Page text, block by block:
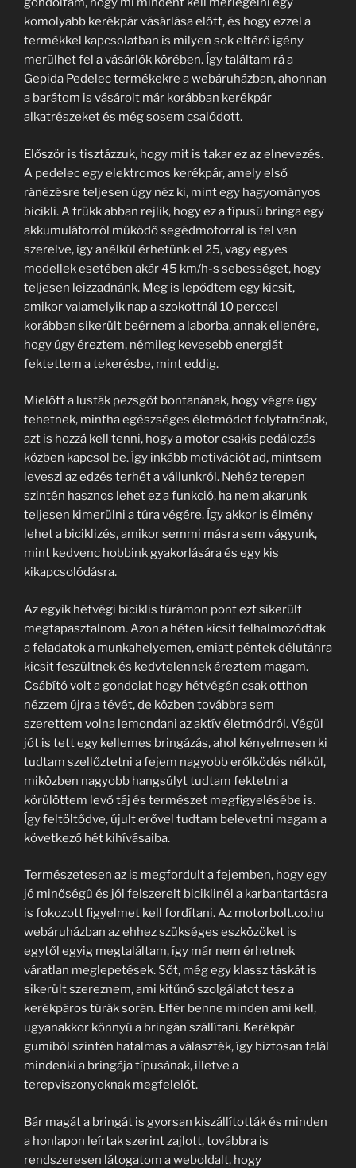
komolyabb kerékpár vásárlása előtt, és hogy ezzel a
termékkel kapcsolatban is milyen sok eltérő igény
merülhet fel a vásárlók körében. Így találtam rá a
Gepida Pedelec termékekre a webáruházban, ahonnan
a barátom is vásárolt már korábban kerékpár
alkatrészeket és még sosem csalódott.
Először is tisztázzuk, hogy mit is takar ez az elnevezés.
A pedelec egy elektromos kerékpár, amely első
ránézésre teljesen úgy néz ki, mint egy hagyományos
bicikli. A trükk abban rejlik, hogy ez a típusú bringa egy
akkumulátorról működő segédmotorral is fel van
szerelve, így anélkül érhetünk el 25, vagy egyes
modellek esetében akár 45 km/h-s sebességet, hogy
teljesen leizzadnánk. Meg is lepődtem egy kicsit,
amikor valamelyik nap a szokottnál 10 perccel
korábban sikerült beérnem a laborba, annak ellenére,
hogy úgy éreztem, némileg kevesebb energiát
fektettem a tekerésbe, mint eddig.
Mielőtt a lusták pezsgőt bontanának, hogy végre úgy
tehetnek, mintha egészséges életmódot folytatnának,
azt is hozzá kell tenni, hogy a motor csakis pedálozás
közben kapcsol be. Így inkább motivációt ad, mintsem
leveszi az edzés terhét a vállunkról. Nehéz terepen
szintén hasznos lehet ez a funkció, ha nem akarunk
teljesen kimerülni a túra végére. Így akkor is élmény
lehet a biciklizés, amikor semmi másra sem vágyunk,
mint kedvenc hobbink gyakorlására és egy kis
kikapcsolódásra.
Az egyik hétvégi biciklis túrámon pont ezt sikerült
megtapasztalnom. Azon a héten kicsit felhalmozódtak
a feladatok a munkahelyemen, emiatt péntek délutánra
kicsit feszültnek és kedvtelennek éreztem magam.
Csábító volt a gondolat hogy hétvégén csak otthon
nézzem újra a tévét, de közben továbbra sem
szerettem volna lemondani az aktív életmódról. Végül
jót is tett egy kellemes bringázás, ahol kényelmesen ki
tudtam szellőztetni a fejem nagyobb erőlködés nélkül,
miközben nagyobb hangsúlyt tudtam fektetni a
körülöttem levő táj és természet megfigyelésébe is.
Így feltöltődve, újult erővel tudtam belevetni magam a
következő hét kihívásaiba.
Természetesen az is megfordult a fejemben, hogy egy
jó minőségű és jól felszerelt biciklinél a karbantartásra
is fokozott figyelmet kell fordítani. Az motorbolt.co.hu
webáruházban az ehhez szükséges eszközöket is
egytől egyig megtaláltam, így már nem érhetnek
váratlan meglepetések. Sőt, még egy klassz táskát is
sikerült szereznem, ami kitűnő szolgálatot tesz a
kerékpáros túrák során. Elfér benne minden ami kell,
ugyanakkor könnyű a bringán szállítani. Kerékpár
gumiból szintén hatalmas a választék, így biztosan talál
mindenki a bringája típusának, illetve a
terepviszonyoknak megfelelőt.
Bár magát a bringát is gyorsan kiszállították és minden
a honlapon leírtak szerint zajlott, továbbra is
rendszeresen látogatom a weboldalt, hogy